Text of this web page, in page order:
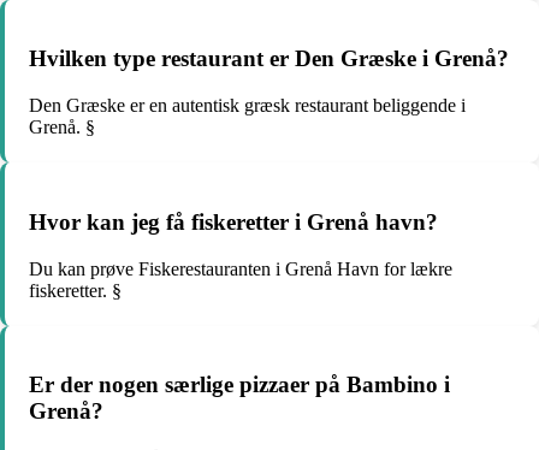
Hvilken type restaurant er Den Græske i Grenå?
Den Græske er en autentisk græsk restaurant beliggende i
Grenå. §
Hvor kan jeg få fiskeretter i Grenå havn?
Du kan prøve Fiskerestauranten i Grenå Havn for lækre
fiskeretter. §
Er der nogen særlige pizzaer på Bambino i
Grenå?